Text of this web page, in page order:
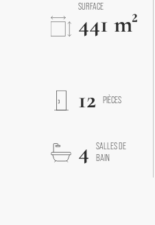
SURFACE
441 m²
12
PIÈCES
4
SALLES DE
BAIN